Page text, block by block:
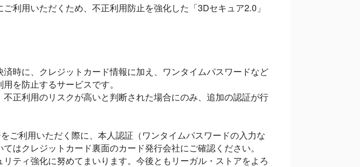
利用いただくため、不正利用防止を強化した「3Dセキュア2.0」
時に、クレジットカード情報に加え、ワンタイムパスワードなど
を防止するサービスです。
正利用のリスクが高いと判断された場合にのみ、追加の認証が行
ご利用いただく際に、本人認証（ワンタイムパスワードの入力な
はクレジットカード裏面のカード発行会社にご確認ください。
ティ強化に努めてまいります。今後ともリーガル・ストアをよろ